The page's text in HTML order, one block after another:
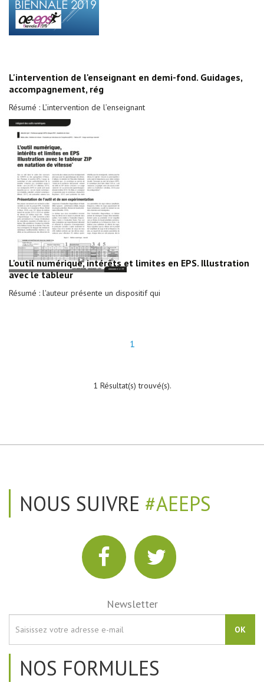
L'intervention de l'enseignant en demi-fond. Guidages,
accompagnement, rég
Résumé : L’intervention de l’enseignant
L'outil numérique, intérêts et limites en EPS. Illustration
avec le tableur
Résumé : l'auteur présente un dispositif qui
1
1 Résultat(s) trouvé(s).
NOUS SUIVRE #AEEPS
Newsletter
OK
NOS FORMULES